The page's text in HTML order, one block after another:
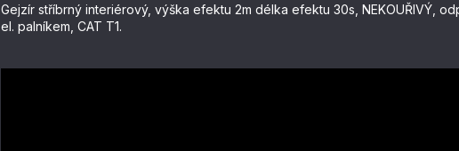
Gejzír stříbrný interiérový, výška efektu 2m délka efektu 30s, NEKOUŘIVÝ,
el. palníkem, CAT T1.